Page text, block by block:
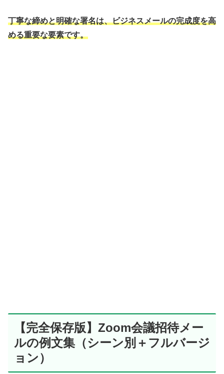
丁寧な締めと明確な署名は、ビジネスメールの完成度を高
める重要な要素です。
【完全保存版】Zoom会議招待メー
ルの例文集（シーン別＋フルバージ
ョン）